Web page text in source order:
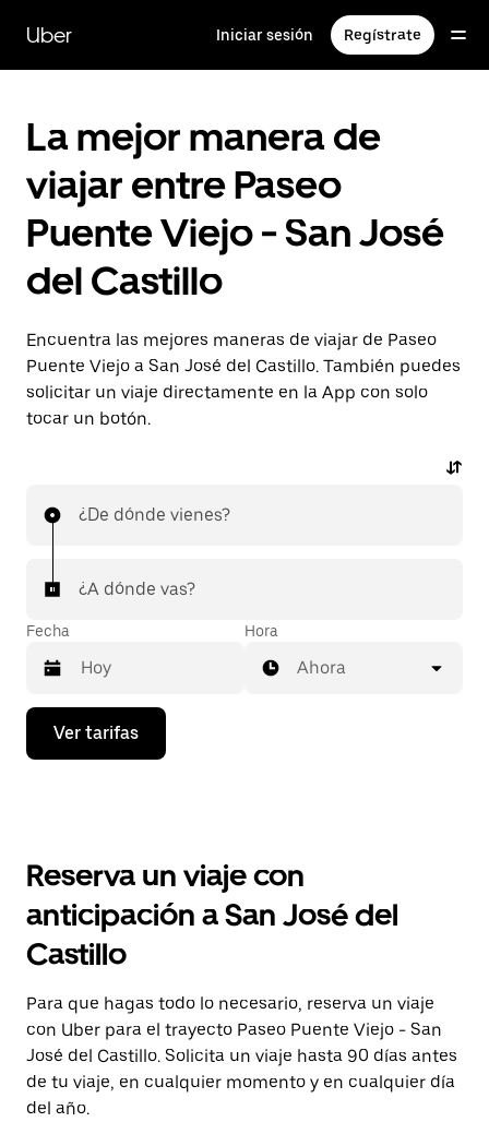
contenido
principal
Uber Iniciar sesión Regístrate
La mejor manera de
viajar entre Paseo
Puente Viejo - San José
del Castillo
Encuentra las mejores maneras de viajar de Paseo
Puente Viejo a San José del Castillo. También puedes
solicitar un viaje directamente en la App con solo
tocar un botón.
¿De dónde vienes?
¿A dónde vas?
Fecha
Presiona
flecha
el
y
selecciona
una
Presiona
la
tecla Esc
para
cerrar
el
calendario.
Hora
Ahora
Ver tarifas
Reserva un viaje con
anticipación a San José del
Castillo
Para que hagas todo lo necesario, reserva un viaje
con Uber para el trayecto Paseo Puente Viejo - San
José del Castillo. Solicita un viaje hasta 90 días antes
de tu viaje, en cualquier momento y en cualquier día
del año.